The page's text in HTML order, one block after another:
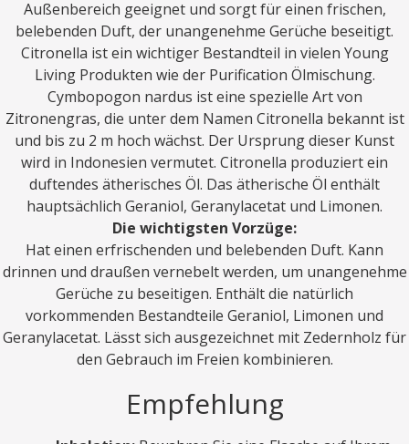
Außenbereich geeignet und sorgt für einen frischen,
belebenden Duft, der unangenehme Gerüche beseitigt.
Citronella ist ein wichtiger Bestandteil in vielen Young
Living Produkten wie der Purification Ölmischung.
Cymbopogon nardus ist eine spezielle Art von
Zitronengras, die unter dem Namen Citronella bekannt ist
und bis zu 2 m hoch wächst. Der Ursprung dieser Kunst
wird in Indonesien vermutet. Citronella produziert ein
duftendes ätherisches Öl. Das ätherische Öl enthält
hauptsächlich Geraniol, Geranylacetat und Limonen.
Die wichtigsten Vorzüge:
Hat einen erfrischenden und belebenden Duft. Kann
drinnen und draußen vernebelt werden, um unangenehme
Gerüche zu beseitigen. Enthält die natürlich
vorkommenden Bestandteile Geraniol, Limonen und
Geranylacetat. Lässt sich ausgezeichnet mit Zedernholz für
den Gebrauch im Freien kombinieren.
Empfehlung